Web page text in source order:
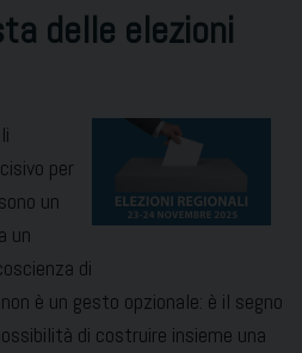
delle elezioni
per
un
un
di
è un gesto opzionale: è il segno
di costruire insieme una